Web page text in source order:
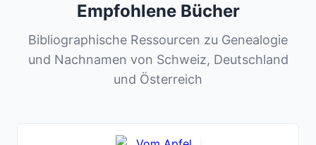
Empfohlene Bücher
Bibliographische Ressourcen zu Genealogie
und Nachnamen von Schweiz, Deutschland
und Österreich